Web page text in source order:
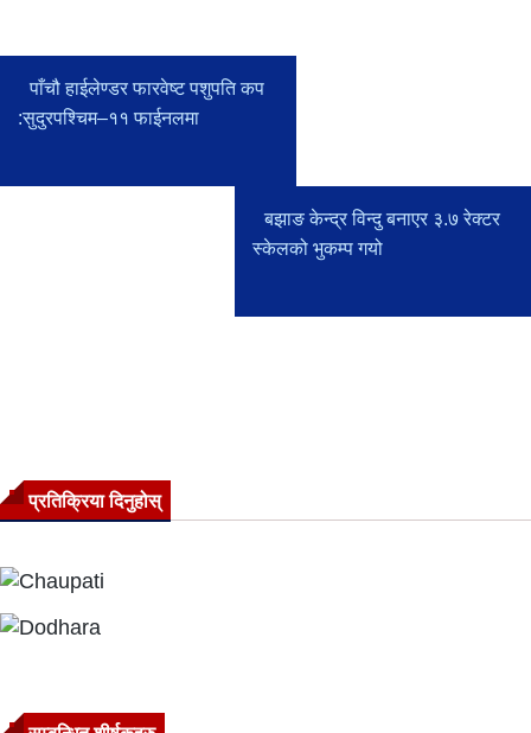
पाँचौ हाईलेण्डर फारवेष्ट पशुपति कप
:सुदुरपश्चिम–११ फाईनलमा
बझाङ केन्द्र विन्दु बनाएर ३.७ रेक्टर
स्केलको भुकम्प गयो
प्रतिक्रिया दिनुहोस्